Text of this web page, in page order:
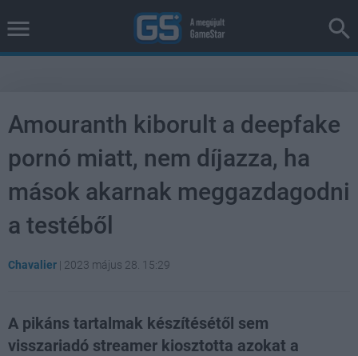
Amouranth kiborult a deepfake
pornó miatt, nem díjazza, ha
mások akarnak meggazdagodni
a testéből
Chavalier | 2023 május 28. 15:29
A pikáns tartalmak készítésétől sem
visszariadó streamer kiosztotta azokat a